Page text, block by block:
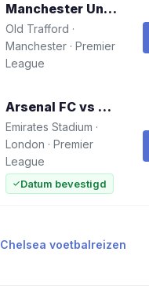
Manchester United vs Chelsea FC
Old Trafford ·
Manchester · Premier
League
Arsenal FC vs Chelsea FC
Emirates Stadium ·
London · Premier
League
Datum bevestigd
Chelsea voetbalreizen